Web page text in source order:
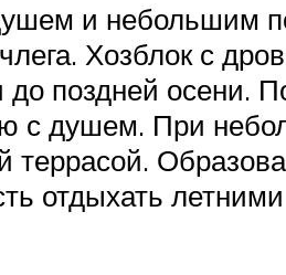
и небольшим
Хозблок с
поздней осени.
с душем. При
террасой.
отдыхать